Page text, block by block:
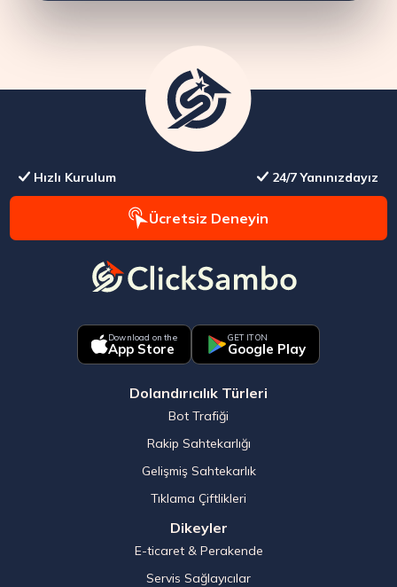
Hızlı Kurulum 24/7 Yanınızdayız
Ücretsiz Deneyin
Download on the
App Store
GET IT ON
Google Play
Dolandırıcılık Türleri
Bot Trafiği
Rakip Sahtekarlığı
Gelişmiş Sahtekarlık
Tıklama Çiftlikleri
Dikeyler
E-ticaret & Perakende
Servis Sağlayıcılar